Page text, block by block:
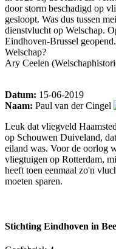
door storm beschadigd op
gesloopt. Was dus tussen
dienstvlucht op Welschap.
Eindhoven-Brussel
Welschap?
Ary Ceelen
Datum: 15-06-2019
Naam: Paul van der Cingel
Leuk dat vliegveld
op Schouwen Duiveland,
eiland was. Voor de oorlog
vliegtuigen op Rotterdam,
heeft toen eenmaal zo'n
moeten sparen.
Stichting Eindhoven in